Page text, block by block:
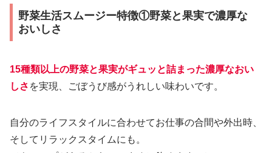
野菜生活スムージー特徴①野菜と果実で濃厚な
おいしさ
15種類以上の野菜と果実がギュッと詰まった濃厚なおい
しさ を実現、ごぼうび感がうれしい味わいです。
自分のライフスタイルに合わせてお仕事の合間や外出時、
そしてリラックスタイムにも。